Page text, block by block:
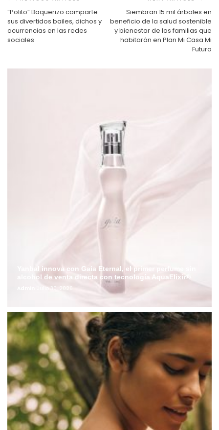
entradas
“Polito” Baquerizo comparte
sus divertidos bailes, dichos y
ocurrencias en las redes
sociales
Siembran 15 mil árboles en
beneficio de la salud sostenible
y bienestar de las familias que
habitarán en Plan Mi Casa Mi
Futuro
Yanbal innova con Gaia Eternal, el primer perfume sin
alcohol de venta directa con tecnología AquaElixir®
Julio 30, 2026